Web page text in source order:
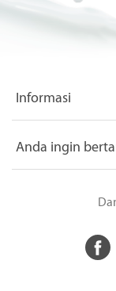
Informasi
Anda ingin